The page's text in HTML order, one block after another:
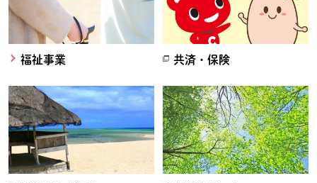
福祉事業
共済・保険